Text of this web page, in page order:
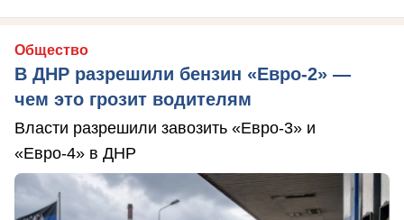
Общество
В ДНР разрешили бензин «Евро-2» —
чем это грозит водителям
Власти разрешили завозить «Евро-3» и
«Евро-4» в ДНР